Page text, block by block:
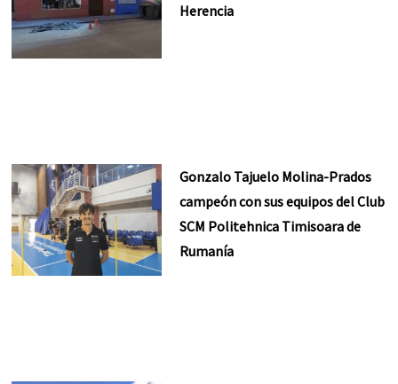
Herencia
Gonzalo Tajuelo Molina-Prados
campeón con sus equipos del Club
SCM Politehnica Timisoara de
Rumanía